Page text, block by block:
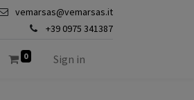
vemarsas@vemarsas.it
+39 0975 341387
0 Sign in